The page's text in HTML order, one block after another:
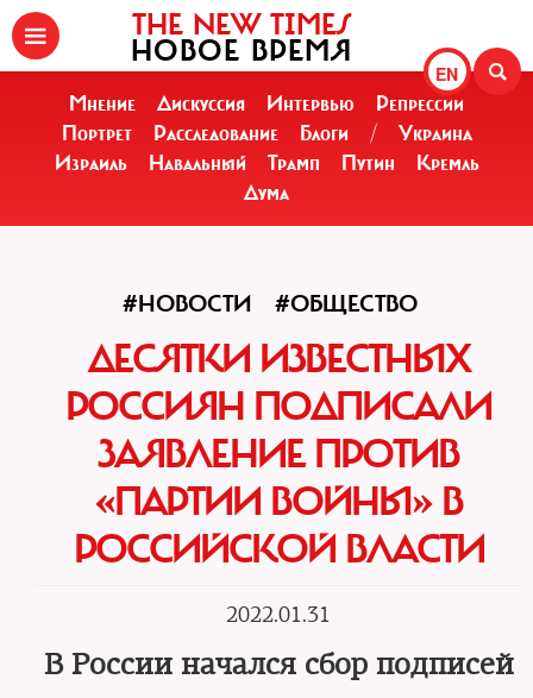
EN
THE NEW TIMES
НОВОЕ ВРЕМЯ
Мнение Дискуссия Интервью
Репрессии
Портрет
Расследование Блоги /
Украина
Израиль
Навальный Трамп Путин
Кремль
Дума
#НОВОСТИ #ОБЩЕСТВО
ДЕСЯТКИ ИЗВЕСТНЫХ
РОССИЯН ПОДПИСАЛИ
ЗАЯВЛЕНИЕ ПРОТИВ
«ПАРТИИ ВОЙНЫ» В
РОССИЙСКОЙ ВЛАСТИ
2022.01.31
В России начался сбор подписей